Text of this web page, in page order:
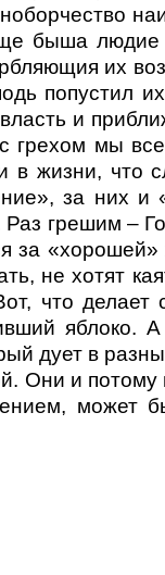
быша
их
попустил
и
мы
жизни, что
за них и
грешим –
за
не хотят
что
яблоко.
дует в
Они и
может